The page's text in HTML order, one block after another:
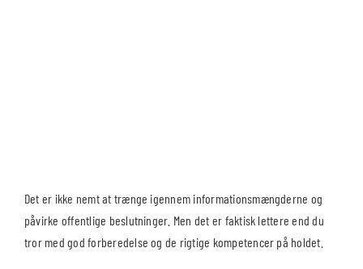
Det er ikke nemt at trænge igennem informationsmængderne og
påvirke offentlige beslutninger. Men det er faktisk lettere end du
tror med god forberedelse og de rigtige kompetencer på holdet.